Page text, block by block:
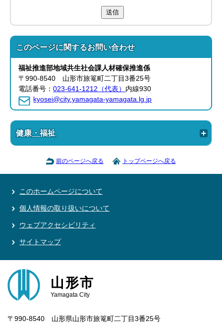
送信
このページに関するお問い合わせ
福祉推進部地域共生社会課人材確保推進係
〒990-8540 山形市旅篭町二丁目3番25号
電話番号：023-641-1212（代表） 内線930
kyosei@city.yamagata-yamagata.lg.jp
健康・福祉
前のページへ戻る トップページへ戻る
このホームページについて
個人情報の取り扱いについて
ウェブアクセシビリティ
サイトマップ
山形市
Yamagata City
〒990-8540 山形県山形市旅篭町二丁目3番25号